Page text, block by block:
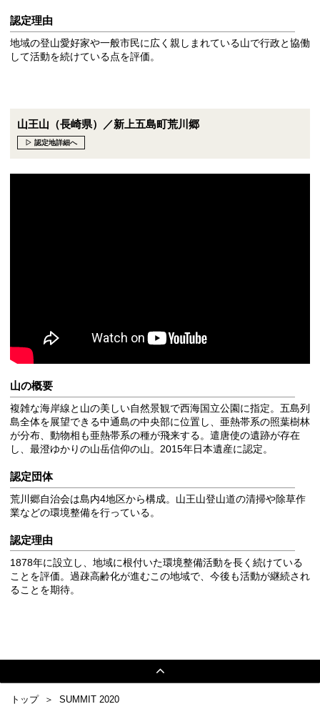
認定理由
地域の登山愛好家や一般市民に広く親しまれている山で行政と協働
して活動を続けている点を評価。
山王山（長崎県）／新上五島町荒川郷
▷ 認定地詳細へ
山の概要
複雑な海岸線と山の美しい自然景観で西海国立公園に指定。五島列
島全体を展望できる中通島の中央部に位置し、亜熱帯系の照葉樹林
が分布、動物相も亜熱帯系の種が飛来する。遣唐使の遺跡が存在
し、最澄ゆかりの山岳信仰の山。2015年日本遺産に認定。
認定団体
荒川郷自治会は島内4地区から構成。山王山登山道の清掃や除草作
業などの環境整備を行っている。
認定理由
1878年に設立し、地域に根付いた環境整備活動を長く続けている
ことを評価。過疎高齢化が進むこの地域で、今後も活動が継続され
ることを期待。
トップ SUMMIT 2020